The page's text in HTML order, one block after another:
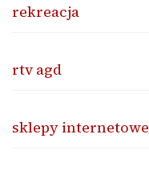
rekreacja
rtv agd
sklepy internetowe